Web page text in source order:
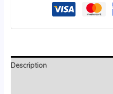
Description